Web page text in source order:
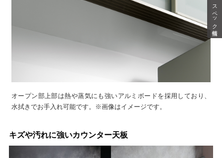
スペック情報
オープン部上部は熱や蒸気にも強いアルミボードを採用しており、
水拭きでお手入れ可能です。※画像はイメージです。
キズや汚れに強いカウンター天板